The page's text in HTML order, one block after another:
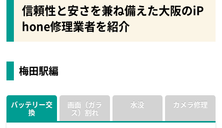
信頼性と安さを兼ね備えた大阪のiP
hone修理業者を紹介
梅田駅編
バッテリー交
換
画面（ガラ
ス）割れ
水没 カメラ修理